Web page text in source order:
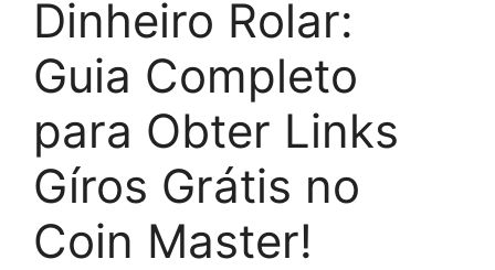
Dinheiro Rolar:
Guia Completo
para Obter Links
Gíros Grátis no
Coin Master!